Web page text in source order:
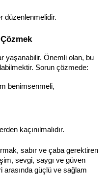
düzenlenmelidir.
yaşanabilir. Önemli olan, bu
Sorun çözmede:
benimsenmeli,
kaçınılmalıdır.
sabır ve çaba gerektiren
sevgi, saygı ve güven
arasında güçlü ve sağlam